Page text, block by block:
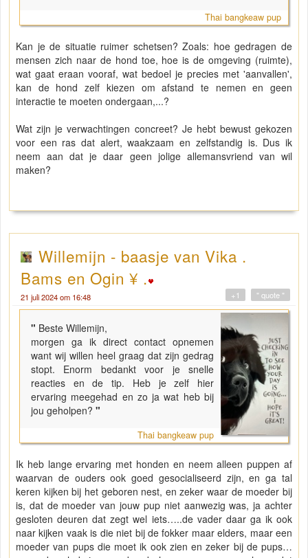
Thai bangkeaw pup
Kan je de situatie ruimer schetsen? Zoals: hoe gedragen de
mensen zich naar de hond toe, hoe is de omgeving (ruimte),
wat gaat eraan vooraf, wat bedoel je precies met 'aanvallen',
kan de hond zelf kiezen om afstand te nemen en geen
interactie te moeten ondergaan,...?
Wat zijn je verwachtingen concreet? Je hebt bewust gekozen
voor een ras dat alert, waakzaam en zelfstandig is. Dus ik
neem aan dat je daar geen jolige allemansvriend van wil
maken?
Willemijn - baasje van Vika .
Bams en Ogin ¥ .
21 juli 2024 om 16:48 " quote "
+1
" Beste Willemijn,
morgen ga ik direct contact opnemen
want wij willen heel graag dat zijn gedrag
stopt. Enorm bedankt voor je snelle
reacties en de tip. Heb je zelf hier
ervaring meegehad en zo ja wat heb bij
jou geholpen? "
Thai bangkeaw pup
Ik heb lange ervaring met honden en neem alleen puppen af
waarvan de ouders ook goed gesocialiseerd zijn, en ga tal
keren kijken bij het geboren nest, en zeker waar de moeder bij
is, dat de moeder van jouw pup niet aanwezig was, ja achter
gesloten deuren dat zegt wel iets…..de vader daar ga ik ook
naar kijken vaak is die niet bij de fokker maar elders, maar een
moeder van pups die moet ik ook zien en zeker bij de pups…